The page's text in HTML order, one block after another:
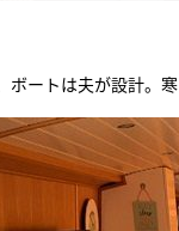
ボートは夫が設計。